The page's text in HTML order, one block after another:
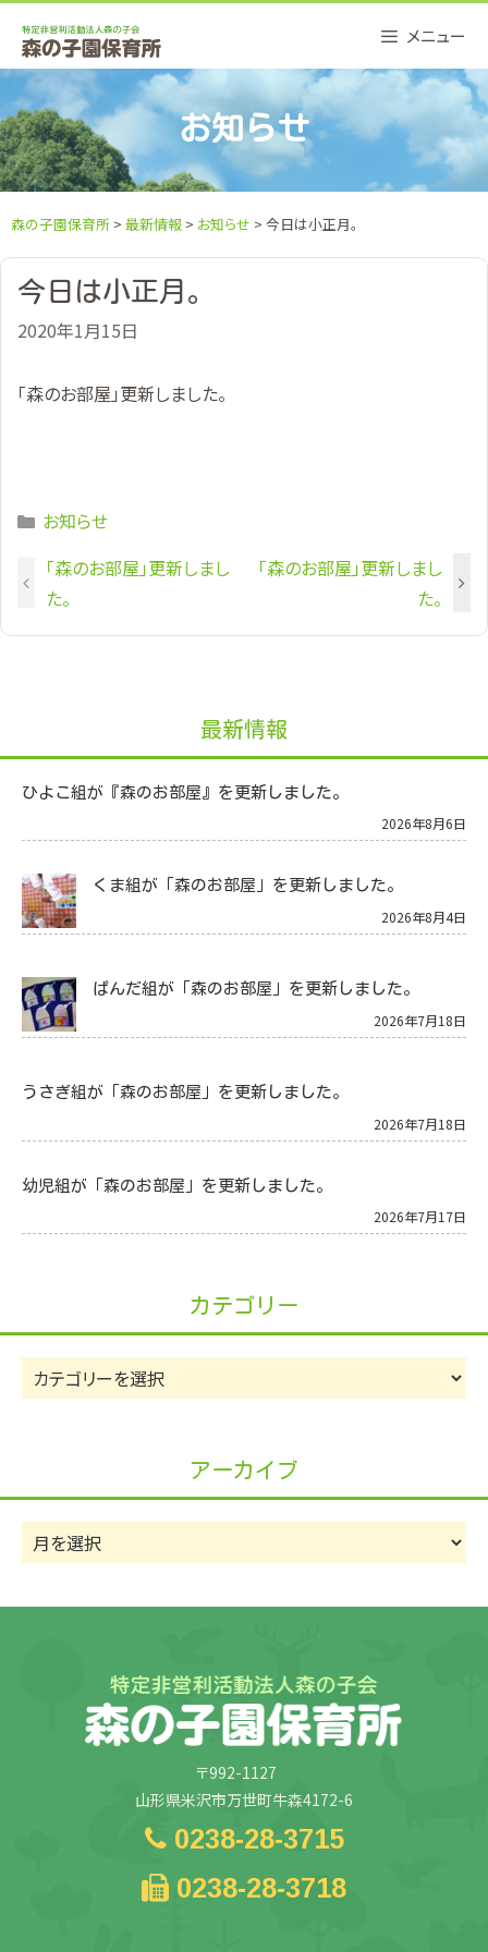
content
メニュー
お知らせ
森の子園保育所 > 最新情報 > お知らせ > 今日は小正月。
今日は小正月。
2020年1月15日
「森のお部屋」更新しました。
Categories
お知らせ
「森のお部屋」更新しまし
た。
「森のお部屋」更新しまし
た。
最新情報
ひよこ組が『森のお部屋』を更新しました。
2026年8月6日
くま組が「森のお部屋」を更新しました。
2026年8月4日
ぱんだ組が「森のお部屋」を更新しました。
2026年7月18日
うさぎ組が「森のお部屋」を更新しました。
2026年7月18日
幼児組が「森のお部屋」を更新しました。
2026年7月17日
カテゴリー
カ
テ
アーカイブ
ー
〒992-1127
山形県米沢市万世町牛森4172-6
0238-28-3715
0238-28-3718